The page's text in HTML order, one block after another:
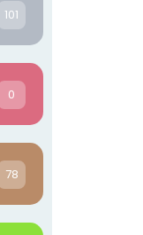
101
0
78